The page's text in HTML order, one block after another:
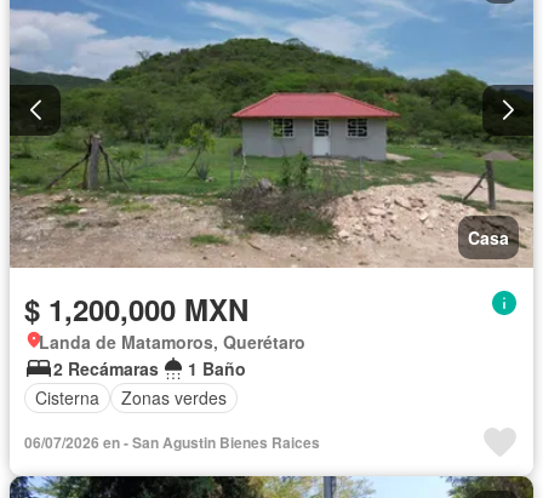
Casa
$ 1,200,000 MXN
Landa de Matamoros, Querétaro
2 Recámaras
1 Baño
Cisterna
Zonas verdes
06/07/2026 en - San Agustin Bienes Raices